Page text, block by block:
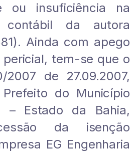
ou insuficiência na
contábil da autora
Ainda com apego
pericial, tem-se que o
2007 de 27.09.2007,
do Município
– Estado da Bahia,
da isenção
EG Engenharia